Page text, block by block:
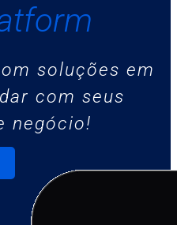
soluções em
com seus
negócio!